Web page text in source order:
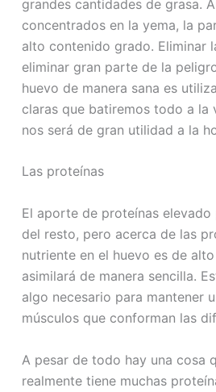
grandes cantidades de grasa.
concentrados en la yema, la
alto contenido grado. Eliminar
eliminar gran parte de la
huevo de manera sana es
claras que batiremos todo a
nos será de gran utilidad a la
Las proteínas
El aporte de proteínas
del resto, pero acerca de las
nutriente en el huevo es de
asimilará de manera sencilla.
algo necesario para mantener
músculos que conforman las
A pesar de todo hay una cosa
realmente tiene muchas